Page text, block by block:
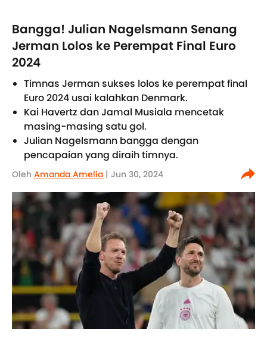
Bangga! Julian Nagelsmann Senang
Jerman Lolos ke Perempat Final Euro
2024
Timnas Jerman sukses lolos ke perempat final
Euro 2024 usai kalahkan Denmark.
Kai Havertz dan Jamal Musiala mencetak
masing-masing satu gol.
Julian Nagelsmann bangga dengan
pencapaian yang diraih timnya.
Oleh Amanda Amelia | Jun 30, 2024